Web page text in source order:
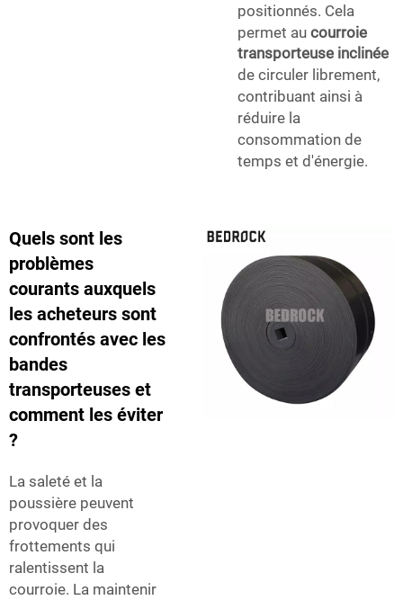
positionnés. Cela
permet au courroie
transporteuse inclinée
de circuler librement,
contribuant ainsi à
réduire la
consommation de
temps et d'énergie.
Quels sont les
problèmes
courants auxquels
les acheteurs sont
confrontés avec les
bandes
transporteuses et
comment les éviter
?
La saleté et la
poussière peuvent
provoquer des
frottements qui
ralentissent la
courroie. La maintenir